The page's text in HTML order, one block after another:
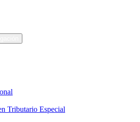
Tributario Especial